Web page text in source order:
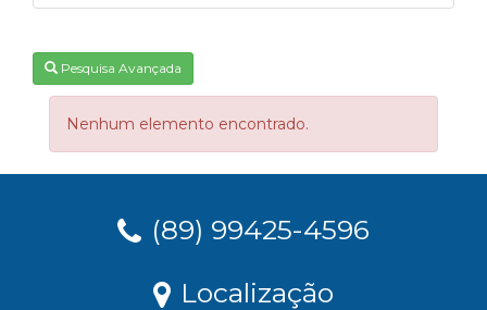
Pesquisa Avançada
Nenhum elemento encontrado.
(89) 99425-4596
Localização